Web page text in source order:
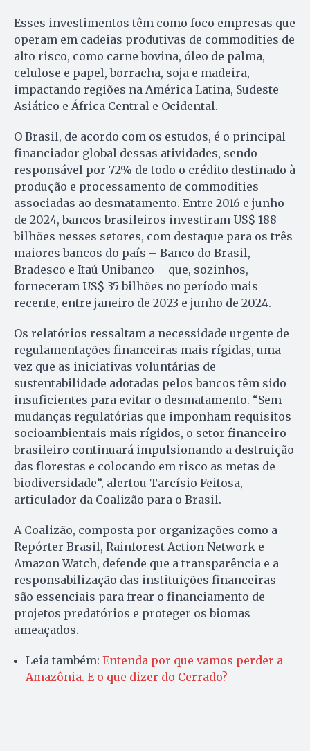
Esses investimentos têm como foco empresas que
operam em cadeias produtivas de commodities de
alto risco, como carne bovina, óleo de palma,
celulose e papel, borracha, soja e madeira,
impactando regiões na América Latina, Sudeste
Asiático e África Central e Ocidental.
O Brasil, de acordo com os estudos, é o principal
financiador global dessas atividades, sendo
responsável por 72% de todo o crédito destinado à
produção e processamento de commodities
associadas ao desmatamento. Entre 2016 e junho
de 2024, bancos brasileiros investiram US$ 188
bilhões nesses setores, com destaque para os três
maiores bancos do país – Banco do Brasil,
Bradesco e Itaú Unibanco – que, sozinhos,
forneceram US$ 35 bilhões no período mais
recente, entre janeiro de 2023 e junho de 2024.
Os relatórios ressaltam a necessidade urgente de
regulamentações financeiras mais rígidas, uma
vez que as iniciativas voluntárias de
sustentabilidade adotadas pelos bancos têm sido
insuficientes para evitar o desmatamento. “Sem
mudanças regulatórias que imponham requisitos
socioambientais mais rígidos, o setor financeiro
brasileiro continuará impulsionando a destruição
das florestas e colocando em risco as metas de
biodiversidade”, alertou Tarcísio Feitosa,
articulador da Coalizão para o Brasil.
A Coalizão, composta por organizações como a
Repórter Brasil, Rainforest Action Network e
Amazon Watch, defende que a transparência e a
responsabilização das instituições financeiras
são essenciais para frear o financiamento de
projetos predatórios e proteger os biomas
ameaçados.
Leia também: Entenda por que vamos perder a
Amazônia. E o que dizer do Cerrado?